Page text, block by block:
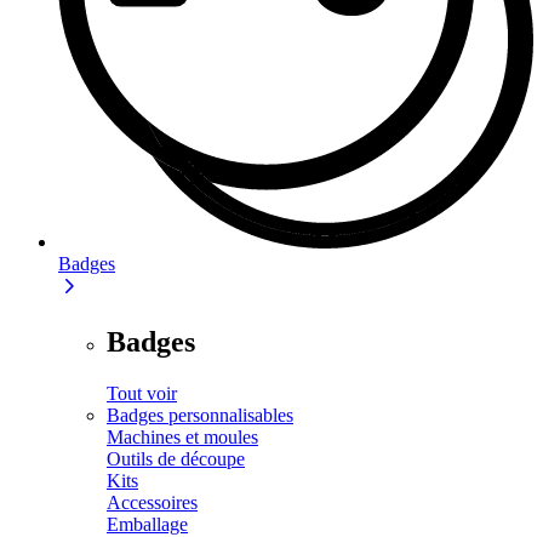
Badges
Badges
Tout voir
Badges personnalisables
Machines et moules
Outils de découpe
Kits
Accessoires
Emballage